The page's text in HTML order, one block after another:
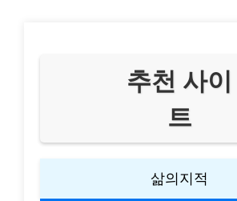
추천 사이
트
삶의지적